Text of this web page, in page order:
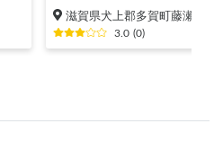
滋賀県犬上郡多賀町藤瀬
3.0 (0)